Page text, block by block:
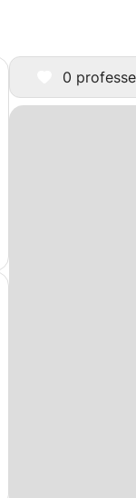
0